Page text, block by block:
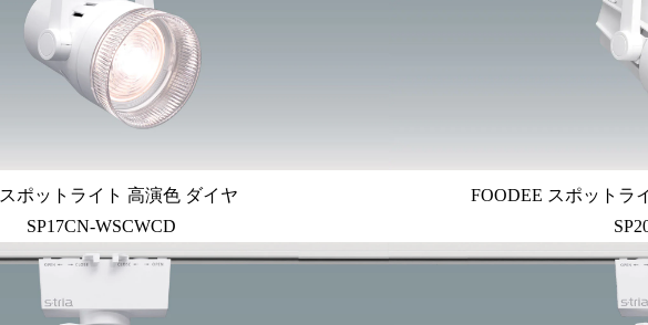
ポットライト 高演色 ダイヤ
SP17CN-WSCWCD
FOODEE スポットラ